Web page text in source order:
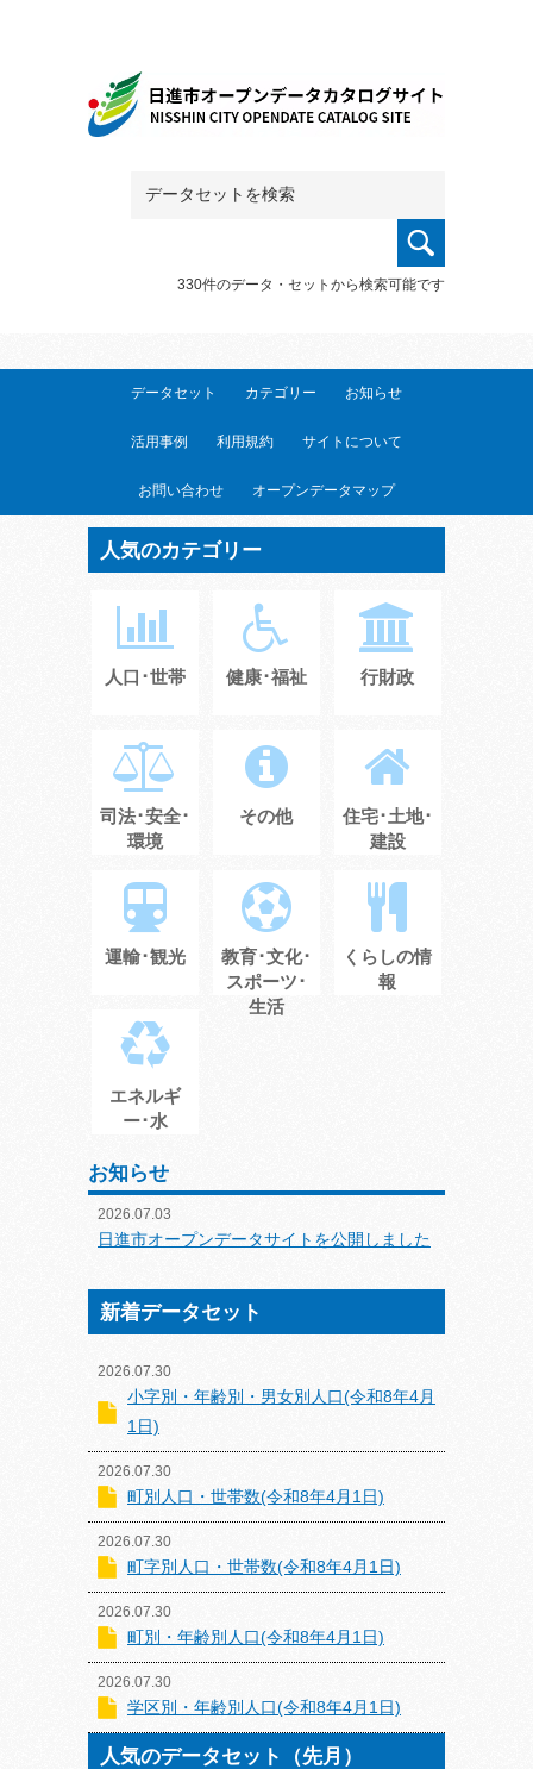
330件のデータ・セットから検索可能です
データセット カテゴリー お知らせ
活用事例 利用規約 サイトについて
お問い合わせ オープンデータマップ
人気のカテゴリー
人口･世帯 健康･福祉 行財政
司法･安全･
環境
その他
住宅･土地･
建設
運輸･観光
教育･文化･
スポーツ･
生活
くらしの情
報
エネルギ
ー･水
お知らせ
2026.07.03
日進市オープンデータサイトを公開しました
新着データセット
2026.07.30
小字別・年齢別・男女別人口(令和8年4月
1日)
2026.07.30
町別人口・世帯数(令和8年4月1日)
2026.07.30
町字別人口・世帯数(令和8年4月1日)
2026.07.30
町別・年齢別人口(令和8年4月1日)
2026.07.30
学区別・年齢別人口(令和8年4月1日)
人気のデータセット（先月）